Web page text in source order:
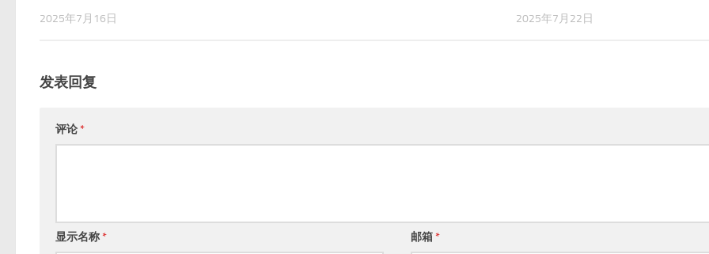
2025年7月16日 2025年7月22日
发表回复
评论*
显示名称* 邮箱*